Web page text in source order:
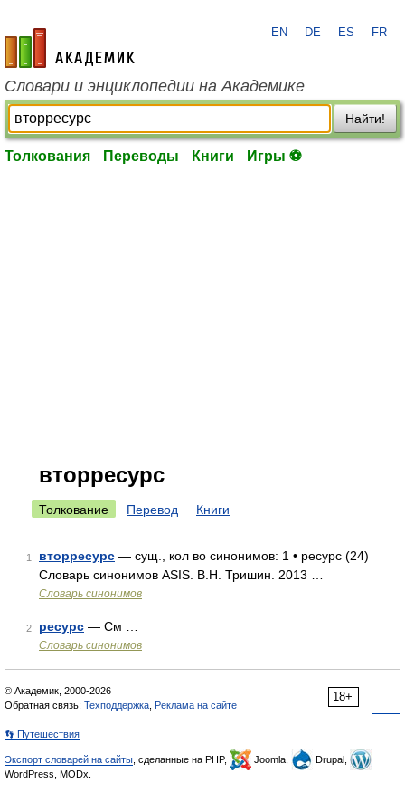
academic.ru
EN DE ES FR
Словари и энциклопедии на Академике
Найти!
Толкования Переводы Книги Игры ⚽
вторресурс
Толкование Перевод Книги
1 вторресурс — сущ., кол во синонимов: 1 • ресурс (24)
Словарь синонимов ASIS. В.Н. Тришин. 2013 …
Словарь синонимов
2 ресурс — См …
Словарь синонимов
18+
© Академик, 2000-2026
Обратная связь: Техподдержка Реклама на сайте
👣 Путешествия
Экспорт словарей на сайты , сделанные на PHP, Joomla,
Drupal,
WordPress, MODx.